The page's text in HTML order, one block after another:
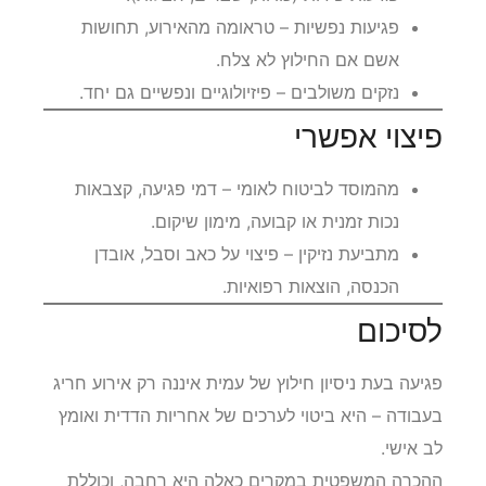
פגיעות נפשיות – טראומה מהאירוע, תחושות
אשם אם החילוץ לא צלח.
נזקים משולבים – פיזיולוגיים ונפשיים גם יחד.
פיצוי אפשרי
מהמוסד לביטוח לאומי – דמי פגיעה, קצבאות
נכות זמנית או קבועה, מימון שיקום.
מתביעת נזיקין – פיצוי על כאב וסבל, אובדן
הכנסה, הוצאות רפואיות.
לסיכום
פגיעה בעת ניסיון חילוץ של עמית איננה רק אירוע חריג
בעבודה – היא ביטוי לערכים של אחריות הדדית ואומץ
לב אישי.
ההכרה המשפטית במקרים כאלה היא רחבה, וכוללת